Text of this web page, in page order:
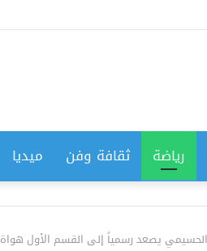
رياضة ثقافة وفن ميديا
يصعد رسمياً إلى القسم الأول هواة